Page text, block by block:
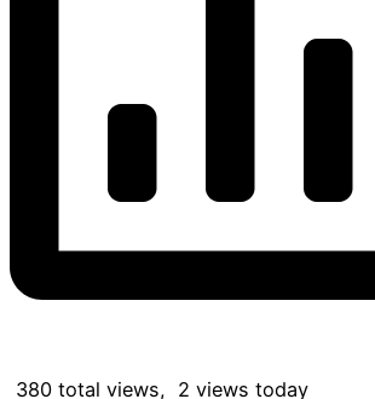
380 total views, 2 views today